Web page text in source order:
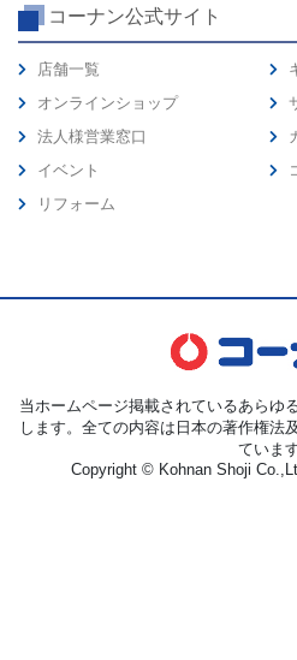
コーナン公式サイト
店舗一覧
オンラインショップ
法人様営業窓口
イベント
リフォーム
当ホームページ掲載されているあらゆ
します。全ての内容は日本の著作権法
ていま
Copyright © Kohnan Shoji